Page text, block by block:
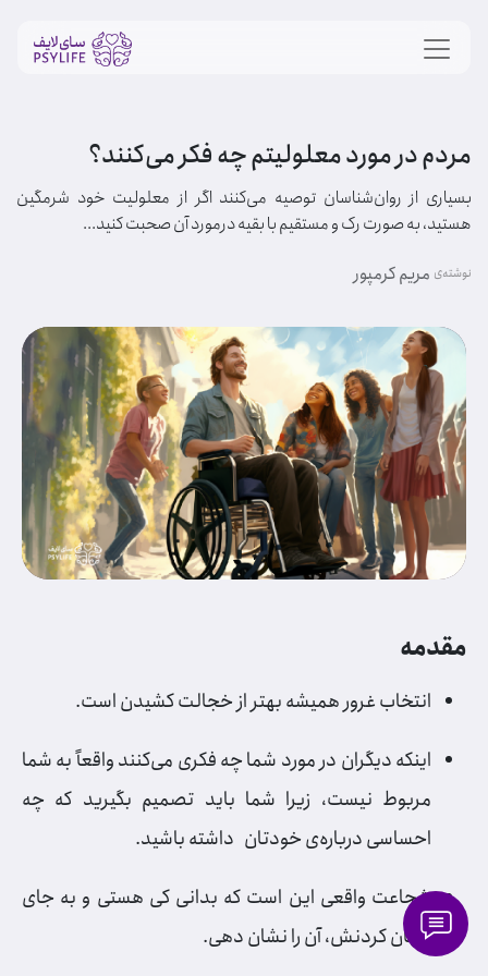
مردم در مورد معلولیتم چه فکر می‌کنند؟
بسیاری از روان‌شناسان توصیه می‌کنند اگر از معلولیت خود شرمگین
هستید، به صورت رک و مستقیم با بقیه درمورد آن صحبت کنید...
نوشته‌ی مریم کرمپور
مقدمه
انتخاب غرور همیشه بهتر از خجالت کشیدن است.
اینکه دیگران در مورد شما چه فکری می‌کنند واقعاً به شما
مربوط نیست، زیرا شما باید تصمیم بگیرید که چه
احساسی درباره‌ی خودتان داشته باشید.
شجاعت واقعی این است که بدانی کی هستی و به جای
پنهان کردنش، آن را نشان دهی.